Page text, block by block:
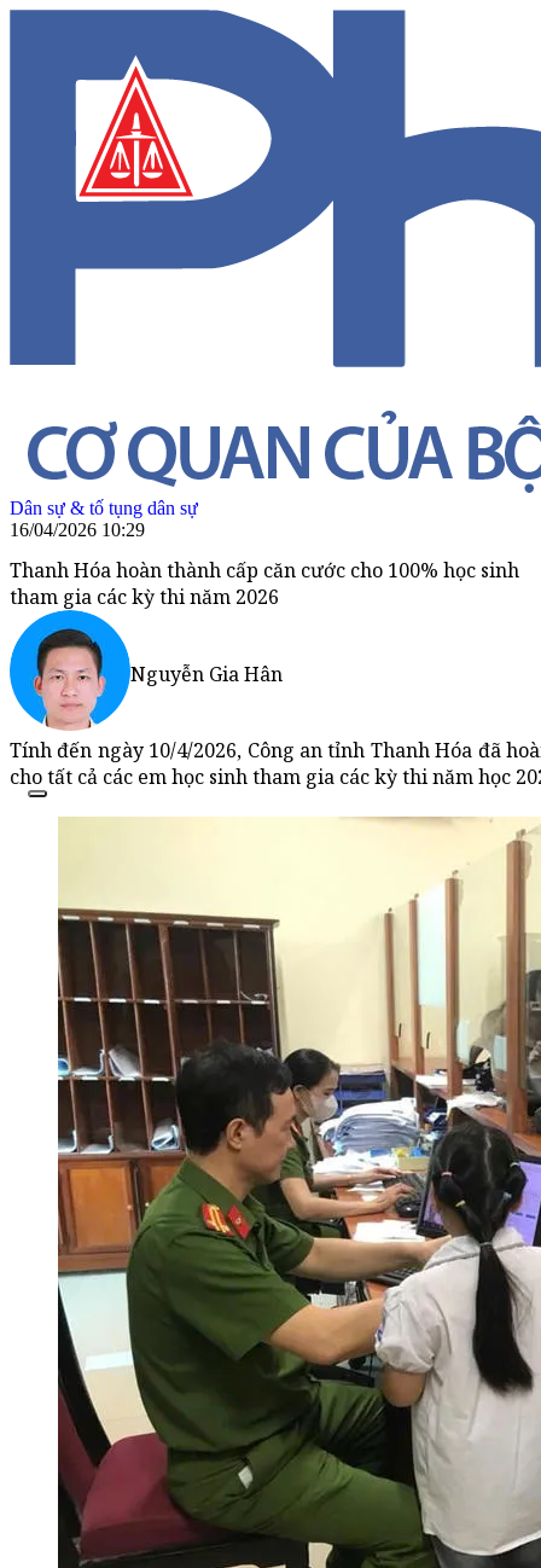
Dân sự & tố tụng dân sự
16/04/2026 10:29
Thanh Hóa hoàn thành cấp căn cước cho 100% học sinh
tham gia các kỳ thi năm 2026
Nguyễn Gia Hân
Tính đến ngày 10/4/2026, Công an tỉnh Thanh Hóa đã
cho tất cả các em học sinh tham gia các kỳ thi năm học